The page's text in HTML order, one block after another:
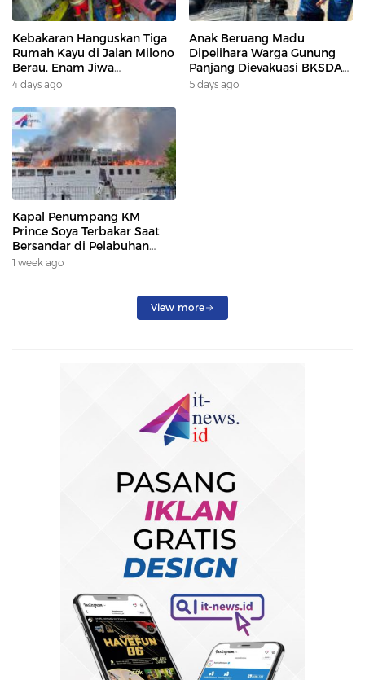
Kebakaran Hanguskan Tiga
Rumah Kayu di Jalan Milono
Berau, Enam Jiwa
Terdampak
4 days ago
Anak Beruang Madu
Dipelihara Warga Gunung
Panjang Dievakuasi BKSDA
Dan DAMKAR
5 days ago
Kapal Penumpang KM
Prince Soya Terbakar Saat
Bersandar di Pelabuhan
Samarinda, Keberangkatan
1 week ago
View more